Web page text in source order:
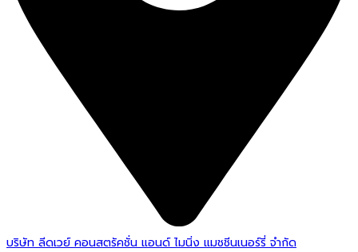
บริษัท ลีดเวย์ คอนสตรัคชั่น แอนด์ ไมนิ่ง แมชชีนเนอร์รี่ จำกัด